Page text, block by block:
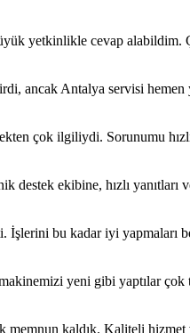
yetkinlikle cevap alabildim.
ancak Antalya servisi
çok ilgiliydi. Sorunumu
destek ekibine, hızlı
bu kadar iyi yapmaları
yeni gibi yaptılar çok
memnun kaldık. Kaliteli